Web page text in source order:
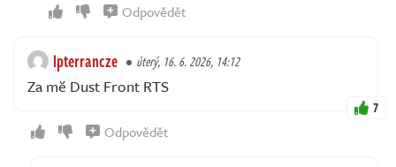
Odpovědět
lpterrancze úterý, 16. 6. 2026, 14:12
Za mĕ Dust Front RTS
7
Odpovědět